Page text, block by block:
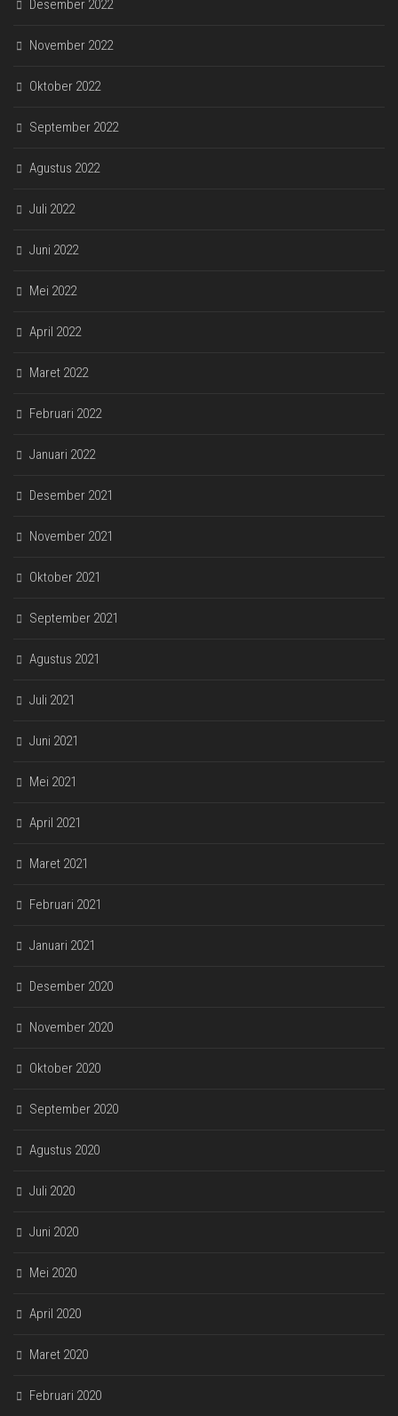
Desember 2022
November 2022
Oktober 2022
September 2022
Agustus 2022
Juli 2022
Juni 2022
Mei 2022
April 2022
Maret 2022
Februari 2022
Januari 2022
Desember 2021
November 2021
Oktober 2021
September 2021
Agustus 2021
Juli 2021
Juni 2021
Mei 2021
April 2021
Maret 2021
Februari 2021
Januari 2021
Desember 2020
November 2020
Oktober 2020
September 2020
Agustus 2020
Juli 2020
Juni 2020
Mei 2020
April 2020
Maret 2020
Februari 2020